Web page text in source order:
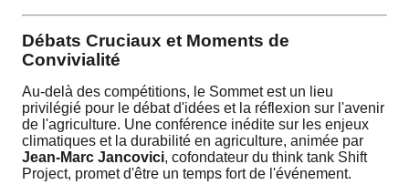
Débats Cruciaux et Moments de
Convivialité
Au-delà des compétitions, le Sommet est un lieu
privilégié pour le débat d'idées et la réflexion sur l'avenir
de l'agriculture. Une conférence inédite sur les enjeux
climatiques et la durabilité en agriculture, animée par
Jean-Marc Jancovici, cofondateur du think tank Shift
Project, promet d'être un temps fort de l'événement.